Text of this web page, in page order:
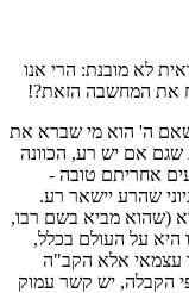
לא מובנת: הרי אנו
את המחשבה הזאת?!
שאם ה' הוא מי שברא את
שגם אם יש רע, הכוונה
אחריתם טובה -
שהרע יישאר רע.
(שהוא מביא בשם רבו,
היא על העולם בכלל,
עצמאי אלא הקב"ה
הקבלה, יש קשר עמוק